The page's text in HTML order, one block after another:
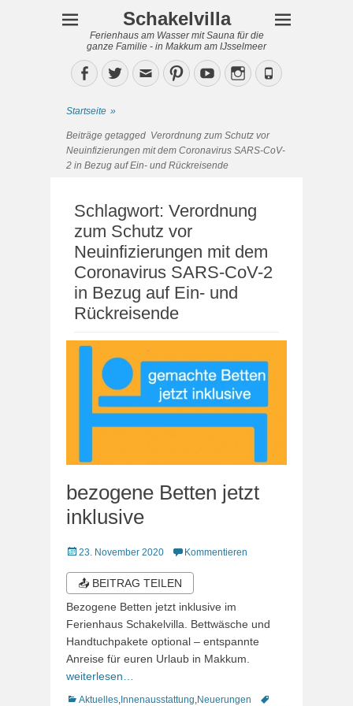
Schakelvilla
Ferienhaus am Wasser mit Sauna für die
ganze Familie - in Makkum am IJsselmeer
Facebook
TwitterEmailPinterestYouTubeInstagram
Phone
Startseite »
Beiträge getagged Verordnung zum Schutz vor
Neuinfizierungen mit dem Coronavirus SARS-CoV-
2 in Bezug auf Ein- und Rückreisende
Schlagwort: Verordnung
zum Schutz vor
Neuinfizierungen mit dem
Coronavirus SARS-CoV-2
in Bezug auf Ein- und
Rückreisende
bezogene Betten jetzt
inklusive
Veröffentlicht
23. November 2020 Kommentieren
📤 BEITRAG TEILEN
Bezogene Betten jetzt inklusive im
Ferienhaus Schakelvilla. Bettwäsche und
Handtuchpakete optional – entspannte
Anreise für euren Urlaub in Makkum.
weiterlesen…
Kategorien
Aktuelles Innenausstattung Neuerungen
Schlagworte